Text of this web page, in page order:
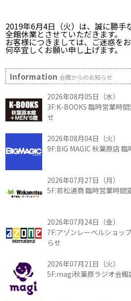
2019年6月4日（火）は、誠に勝手
全館休業とさせていただきます。
お客様につきましては、ご迷惑を
何卒宜しくお願い申し上げます。
Information会館からのお知らせ
2026年08月05日（水）
3F:K-BOOKS 臨時営業時
せ
2026年08月04日（火）
9F:BIG MAGIC 秋葉原店
2026年07月27日（月）
5F:若松通商 臨時営業時間
2026年07月24日（金）
7F:アゾンレーベルショッ
らせ
2026年07月21日（火）
5F:magi秋葉原ラジオ会館